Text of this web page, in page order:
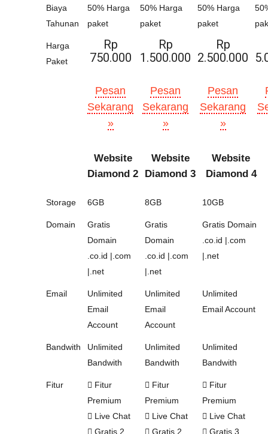
Biaya
Tahunan
50% Harga
paket
50% Harga
paket
50% Harga
paket
Harga
Paket
Rp
750.000
Rp
1.500.000
Rp
2.500.000
Pesan
Sekarang
»
Pesan
Sekarang
»
Pesan
Sekarang
»
Website
Diamond 2
Website
Diamond 3
Website
Diamond 4
Storage 6GB 8GB 10GB
Domain
Gratis
Domain
.co.id |.com
|.net
Gratis
Domain
.co.id |.com
|.net
Gratis Domain
.co.id |.com
|.net
Email
Unlimited
Email
Account
Unlimited
Email
Account
Unlimited
Email Account
Bandwith
Unlimited
Bandwith
Unlimited
Bandwith
Unlimited
Bandwith
Fitur
Fitur
Premium
Live Chat
Gratis 2
Fitur
Premium
Live Chat
Gratis 2
Fitur
Premium
Live Chat
Gratis 3